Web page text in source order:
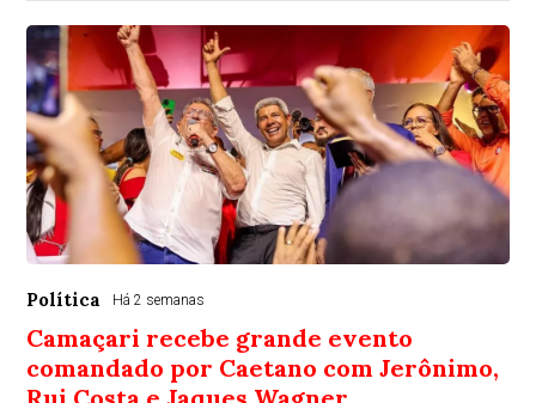
Política Há 2 semanas
Camaçari recebe grande evento
comandado por Caetano com Jerônimo,